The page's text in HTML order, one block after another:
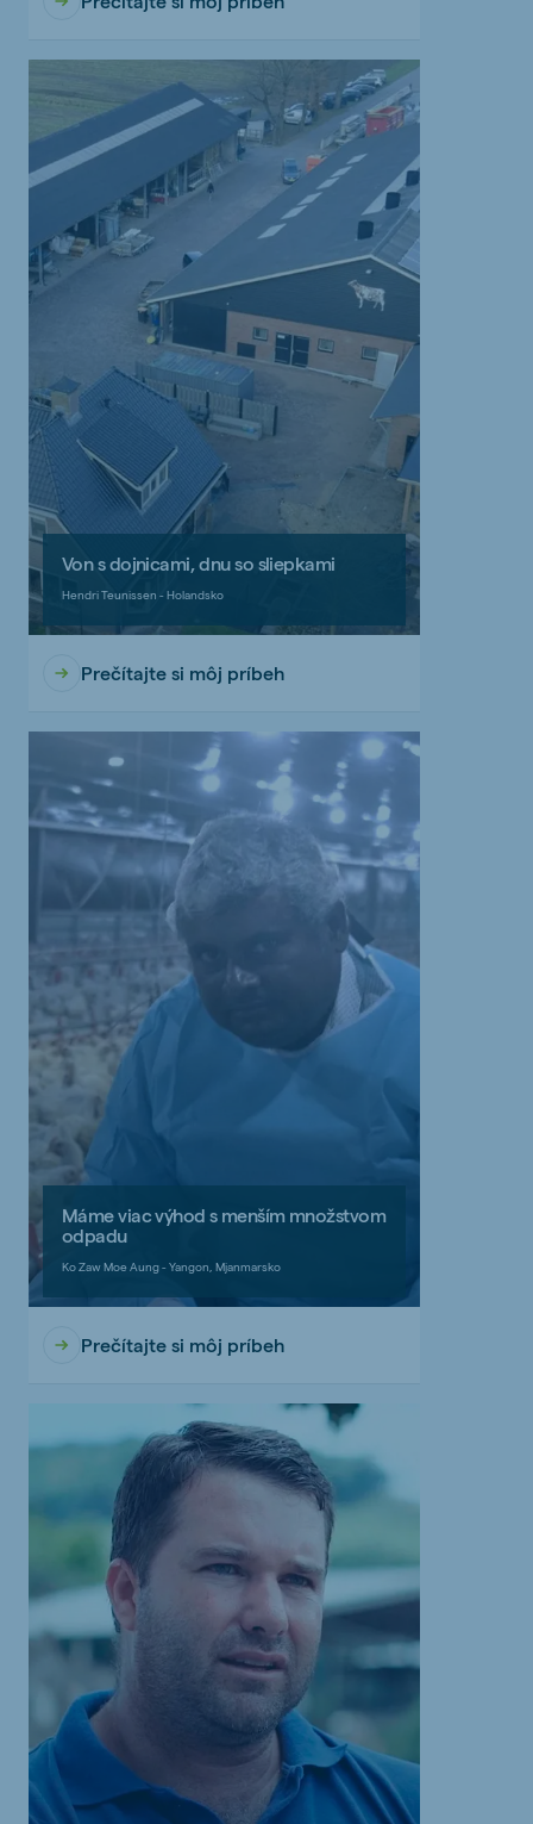
Von s dojnicami, dnu so sliepkami
Hendri Teunissen - Holandsko
Prečítajte si môj príbeh
Máme viac výhod s menším množstvom
odpadu
Ko Zaw Moe Aung - Yangon, Mjanmarsko
Prečítajte si môj príbeh